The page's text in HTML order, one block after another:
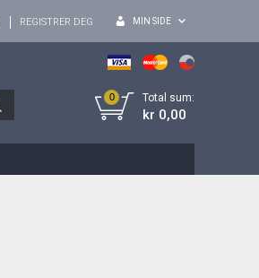
MIN SIDE
REGISTRER DEG
0 Total sum:
kr 0,00